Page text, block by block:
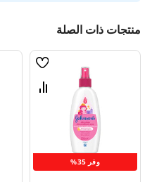
منتجات ذات الصلة
وفر 35%
قائمة
قارن